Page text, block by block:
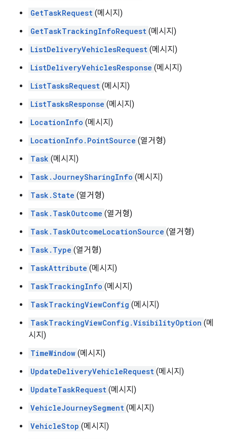
GetTaskRequest (메시지)
GetTaskTrackingInfoRequest (메시지)
ListDeliveryVehiclesRequest (메시지)
ListDeliveryVehiclesResponse (메시지)
ListTasksRequest (메시지)
ListTasksResponse (메시지)
LocationInfo (메시지)
LocationInfo.PointSource (열거형)
Task (메시지)
Task.JourneySharingInfo (메시지)
Task.State (열거형)
Task.TaskOutcome (열거형)
Task.TaskOutcomeLocationSource (열거형)
Task.Type (열거형)
TaskAttribute (메시지)
TaskTrackingInfo (메시지)
TaskTrackingViewConfig (메시지)
TaskTrackingViewConfig.VisibilityOption (메
시지)
TimeWindow (메시지)
UpdateDeliveryVehicleRequest (메시지)
UpdateTaskRequest (메시지)
VehicleJourneySegment (메시지)
VehicleStop (메시지)